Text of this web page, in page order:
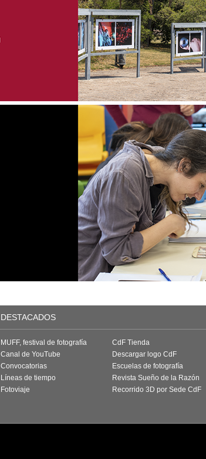
DESTACADOS
MUFF, festival de fotografía
Canal de YouTube
Convocatorias
Líneas de tiempo
Fotoviaje
CdF Tienda
Descargar logo CdF
Escuelas de fotografía
Revista Sueño de la Razón
Recorrido 3D por Sede CdF